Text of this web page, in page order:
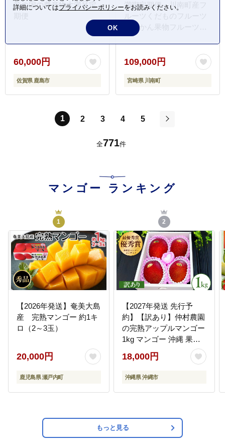
前の国の農産物大満足定
60,000円
佐賀県 鹿島市
満喫定期便 川南町産フ
ルーツくだものフルーツ
きんかん果物フルーツい
ちごくだものフルーツ完
ぶどうフルーツピオーネ
フルーツシャインマスカ
ットフルーツ[D11701t9]
109,000円
宮崎県 川南町
1 2 3 4
5
全771件
マンゴー ランキング
1
【2026年発送】奄美大島
産 完熟マンゴー 約1キ
ロ（2～3玉）
20,000円
鹿児島県 瀬戸内町
2
【2027年発送 先行予
約】【訳あり】仲村農園
の完熟アップルマンゴー
1kg マンゴー 沖縄 果物
フルーツ ギフト 沖縄市 /
仲村農園 [BCCU004]
18,000円
沖縄県 沖縄市
もっと見る
詳細についてはプライバシーポリシーをお読みください。
OK